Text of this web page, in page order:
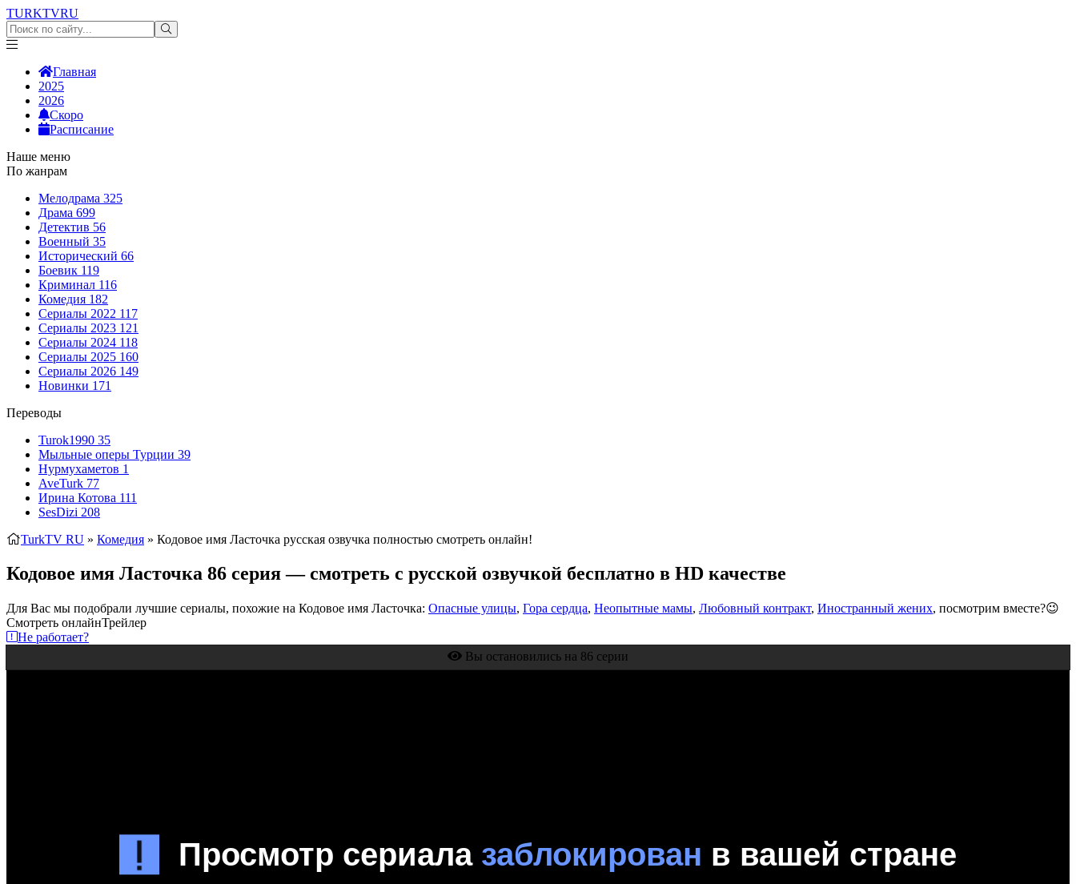
TURKTVRU
Главная
2025
2026
Скоро
Расписание
Наше меню
По жанрам
Мелодрама 325
Драма 699
Детектив 56
Военный 35
Исторический 66
Боевик 119
Криминал 116
Комедия 182
Сериалы 2022 117
Сериалы 2023 121
Сериалы 2024 118
Сериалы 2025 160
Сериалы 2026 149
Новинки 171
Переводы
Turok1990 35
Мыльные оперы Турции 39
Нурмухаметов 1
AveTurk 77
Ирина Котова 111
SesDizi 208
TurkTV RU » Комедия » Кодовое имя Ласточка русская озвучка полностью смотреть онлайн!
Кодовое имя Ласточка 86 серия — смотреть с русской озвучкой бесплатно в HD качестве
Для Вас мы подобрали лучшие сериалы, похожие на Кодовое имя Ласточка: Опасные улицы, Гора сердца, Неопытные мамы, Любовный контракт, Иностранный жених, посмотрим вместе?😉
Смотреть онлайнТрейлер
Не работает?
Вы остановились на 86 серии